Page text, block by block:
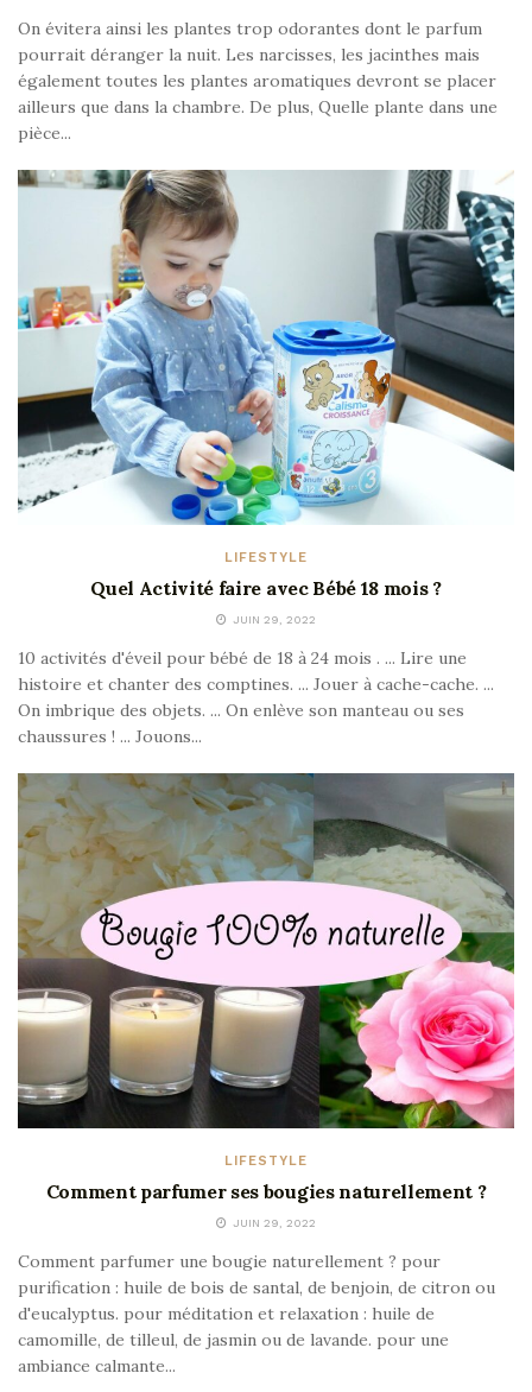
On évitera ainsi les plantes trop odorantes dont le parfum
pourrait déranger la nuit. Les narcisses, les jacinthes mais
également toutes les plantes aromatiques devront se placer
ailleurs que dans la chambre. De plus, Quelle plante dans une
pièce...
LIFESTYLE
Quel Activité faire avec Bébé 18 mois ?
JUIN 29, 2022
10 activités d'éveil pour bébé de 18 à 24 mois . ... Lire une
histoire et chanter des comptines. ... Jouer à cache-cache. ...
On imbrique des objets. ... On enlève son manteau ou ses
chaussures ! ... Jouons...
LIFESTYLE
Comment parfumer ses bougies naturellement ?
JUIN 29, 2022
Comment parfumer une bougie naturellement ? pour
purification : huile de bois de santal, de benjoin, de citron ou
d'eucalyptus. pour méditation et relaxation : huile de
camomille, de tilleul, de jasmin ou de lavande. pour une
ambiance calmante...